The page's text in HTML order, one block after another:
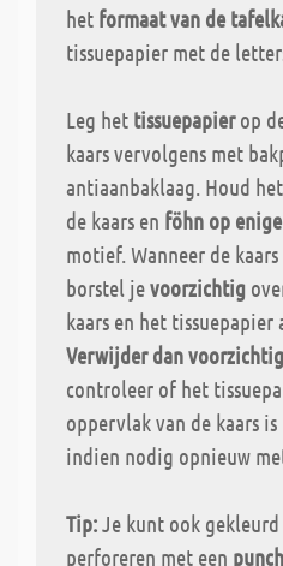
het formaat van de
tissuepapier met de
Leg het tissuepapierop
kaars vervolgens met
antiaanbaklaag. Houd
de kaars en föhn op
motief. Wanneer de kaars
borstel jevoorzichtig
kaars en het tissuepapier
Verwijder dan
controleer of het
oppervlak van de kaars
indien nodig opnieuw
Tip:Je kunt ook
perforeren met een punch